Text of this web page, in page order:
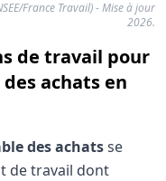
France Travail) - Mise à jour
2026.
de travail pour
achats en
des achatsse
de travail dont